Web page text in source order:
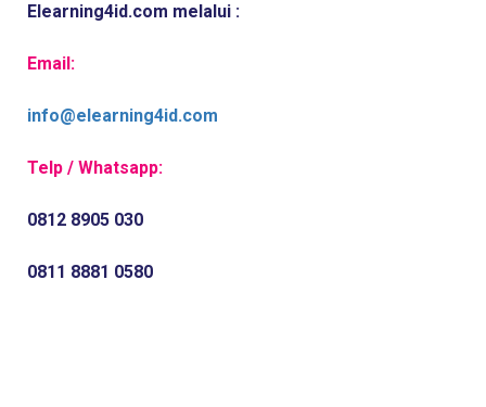
Elearning4id.com melalui :
Email:
info@elearning4id.com
Telp / Whatsapp:
0812 8905 030
0811 8881 0580